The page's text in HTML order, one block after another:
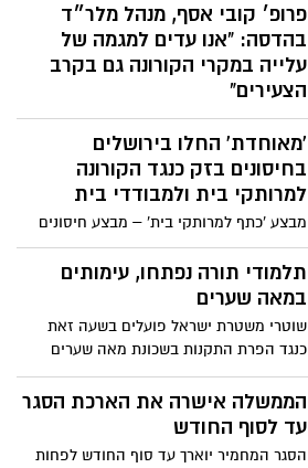
לגבש פתרונות לעסקים לאור משבר הקורונה
העולמי
פרופ׳ קובי אסף, מנהל מלר״ד
בהדסה: "אנו עדים למגמה של
עלייה במקרי הקורונה גם בקרב
הצעירים"
למרות הסגר, העומסים הכבדים במחלקות
הקורונה בבתי החולים בירושלים נמשכים.
המרכז הרפואי הדסה מדווח הבוקר (ד') כי
במיון הביולוגי מתגלים מדי יום 30% חיוביים
'מאוחדת' החלו בירושלים
בחיסונים בזק כנגד הקורונה
למרותקי בית ולמבודדי בית
מבצע 'כתף למרותקי בית' – מבצע חיסונים
בזק וייחודי כנגד הקורונה, למרותקי בית
ולמבודדי בית בירושלים הסביבה מאפשר
לשנע למרותקי הבית והמבודדים המתקשים
באלונקות באמצעות אמבולנסים ומתנדבים
ובליוויי צוותים רפואיים, אל מתחמי החיסונים
תלמודי תורה נפתחו, עימותים
במאה שערים
שוטרי משטרת ישראל פועלים בשעה זאת
כנגד הפרת התקנות בשכונת מאה שערים
בירושלים לאחר שאותרה ישיבה שפועלת
בניגוד להנחיות. מאות מוחים התקהלו במקום
והחלו ביידו חפצים לעבר השוטרים
הממשלה אישרה את הארכת הסגר
עד לסוף החודש
הסגר המחמיר יוארך עד סוף החודש לפחות